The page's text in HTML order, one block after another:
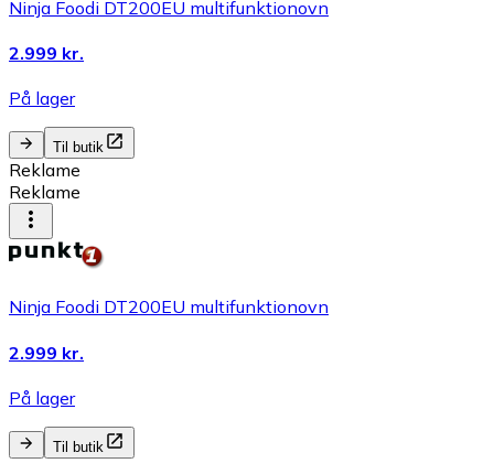
Ninja Foodi DT200EU multifunktionovn
2.999 kr.
På lager
Til butik
Reklame
Reklame
Ninja Foodi DT200EU multifunktionovn
2.999 kr.
På lager
Til butik